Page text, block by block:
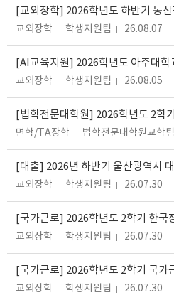
교외장학 학생지원팀 26.08.07
교외장학 학생지원팀 26.08.05
면학/TA장학 법학전문대학원교학팀
교외장학 학생지원팀 26.07.30
교외장학 학생지원팀 26.07.30
교외장학 학생지원팀 26.07.30